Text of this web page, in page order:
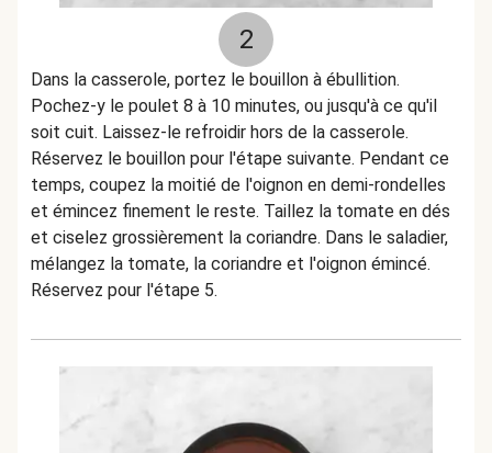
2
Dans la casserole, portez le bouillon à ébullition.
Pochez-y le poulet 8 à 10 minutes, ou jusqu'à ce qu'il
soit cuit. Laissez-le refroidir hors de la casserole.
Réservez le bouillon pour l'étape suivante. Pendant ce
temps, coupez la moitié de l'oignon en demi-rondelles
et émincez finement le reste. Taillez la tomate en dés
et ciselez grossièrement la coriandre. Dans le saladier,
mélangez la tomate, la coriandre et l'oignon émincé.
Réservez pour l'étape 5.